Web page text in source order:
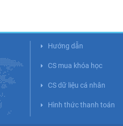
Hướng dẫn
CS mua khóa học
CS dữ liệu cá nhân
Hình thức thanh toán